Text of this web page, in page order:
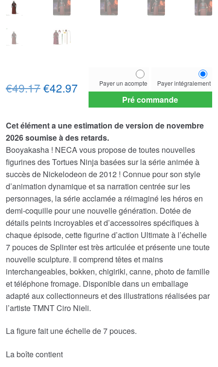
your
option
Payer un acompte Payer intégralement
Pré commande
€49.17Le
initial
était :
€49.17.
€42.97
prix
actuel
est :
€42.97.
Cet élément a une estimation de version de novembre
2026 soumise à des retards.
Booyakasha ! NECA vous propose de toutes nouvelles
figurines des Tortues Ninja basées sur la série animée à
succès de Nickelodeon de 2012 ! Connue pour son style
d’animation dynamique et sa narration centrée sur les
personnages, la série acclamée a réimaginé les héros en
demi-coquille pour une nouvelle génération. Dotée de
détails peints incroyables et d’accessoires spécifiques à
chaque épisode, cette figurine d’action Ultimate à l’échelle
7 pouces de Splinter est très articulée et présente une toute
nouvelle sculpture. Il comprend têtes et mains
interchangeables, bokken, chigiriki, canne, photo de famille
et téléphone fromage. Disponible dans un emballage
adapté aux collectionneurs et des illustrations réalisées par
l’artiste TMNT Ciro Nieli.
La figure fait une échelle de 7 pouces.
La boîte contient